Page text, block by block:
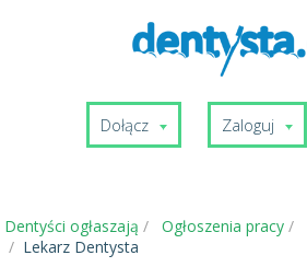
Dołącz Zaloguj
Dentyści ogłaszają Ogłoszenia pracy
Lekarz Dentysta